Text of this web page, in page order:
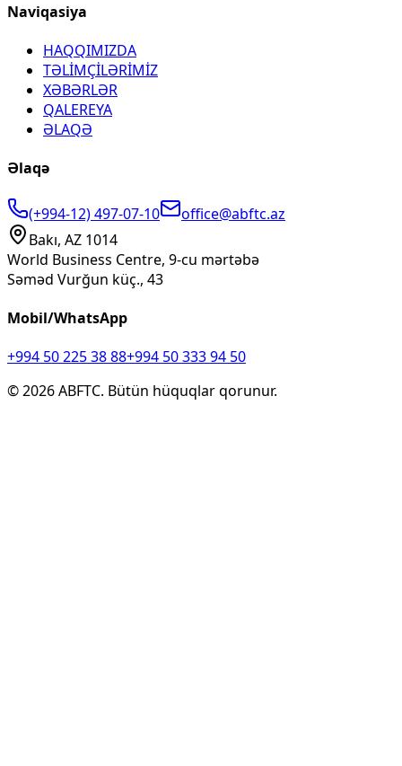
Naviqasiya
HAQQIMIZDA
TƏLİMÇİLƏRİMİZ
XƏBƏRLƏR
QALEREYA
ƏLAQƏ
Əlaqə
(+994-12) 497-07-10
office@abftc.az
Bakı, AZ 1014
World Business Centre, 9-cu mərtəbə
Səməd Vurğun küç., 43
Mobil/WhatsApp
+994 50 225 38 88+994 50 333 94 50
©2026ABFTC. Bütün hüquqlar qorunur.